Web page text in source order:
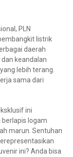
PLN
listrik
daerah
keandalan
lebih terang.
sama dari
ini
logam
marun. Sentuhan
ini? Anda bisa